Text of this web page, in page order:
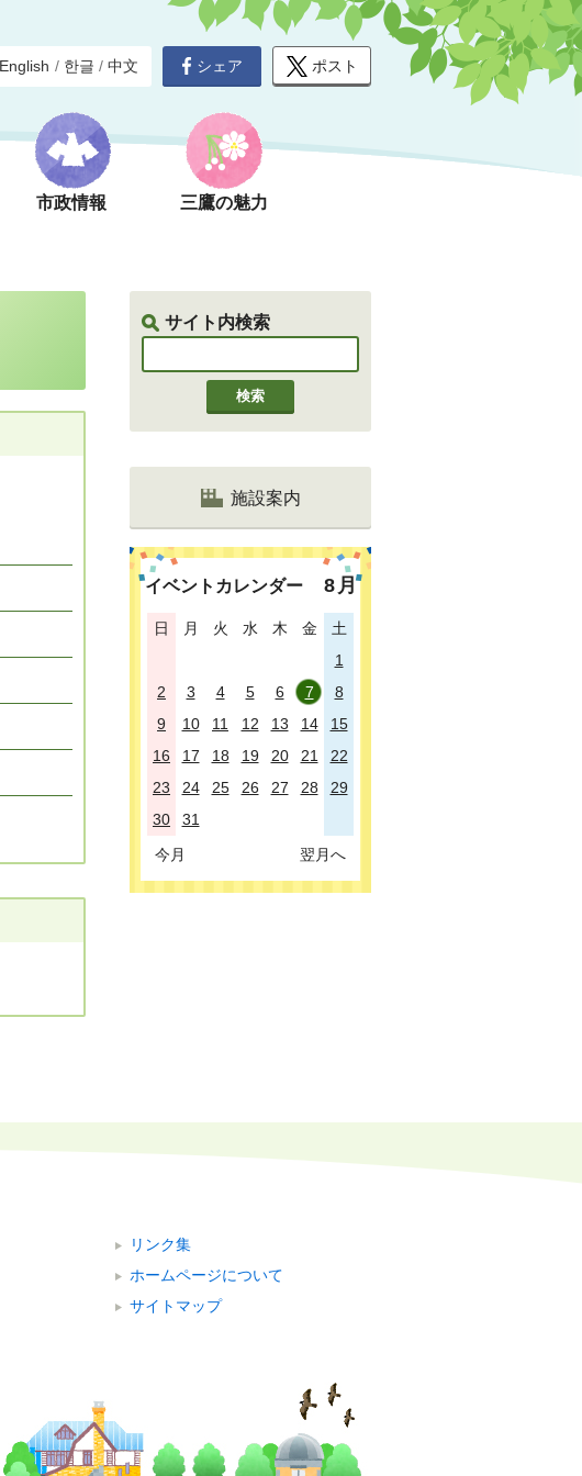
English / 한글 / 中文
市政情報 三鷹の魅力
シェア ポスト
サイト内検索
施設案内
イベントカレンダー 8 月
日 月 火 水 木 金
土
1
2
3 4 5 6 7
8
9
10 11 12 13 14
15
16
17 18 19 20 21
22
23
24 25 26 27 28
29
30
31
今月 翌月へ
リンク集
ホームページについて
サイトマップ